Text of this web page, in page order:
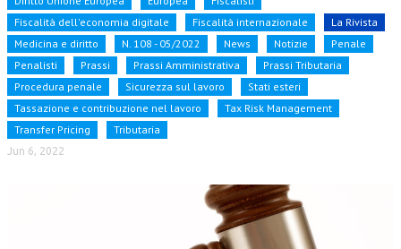
CORSI CE.S.E.D.
ARCHIVIO CORSI 2015
DIVENTA SOCIO
BROCHURE CE.S.E.D.
Fiscalità dell'economia digitale
Fiscalità internazionale
La Rivista
Medicina e diritto
N. 108 - 05/2022 News Notizie
Penale
Penalisti
Prassi Prassi Amministrativa
Prassi Tributaria
Procedura penale
Sicurezza sul lavoro
Stati esteri
Tassazione e contribuzione nel lavoro
Tax Risk Management
Transfer Pricing
Tributaria
Jun 6, 2022